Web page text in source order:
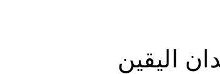
اليقين